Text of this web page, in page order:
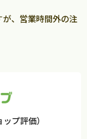
、営業時間外の注
プ評価）